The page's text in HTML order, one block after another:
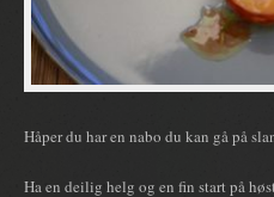
Håper du har en nabo du kan gå på
Ha en deilig helg og en fin start på